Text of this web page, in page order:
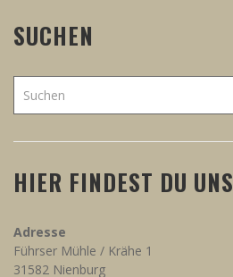
SUCHEN
HIER FINDEST DU UNS
Adresse
Führser Mühle / Krähe 1
31582 Nienburg